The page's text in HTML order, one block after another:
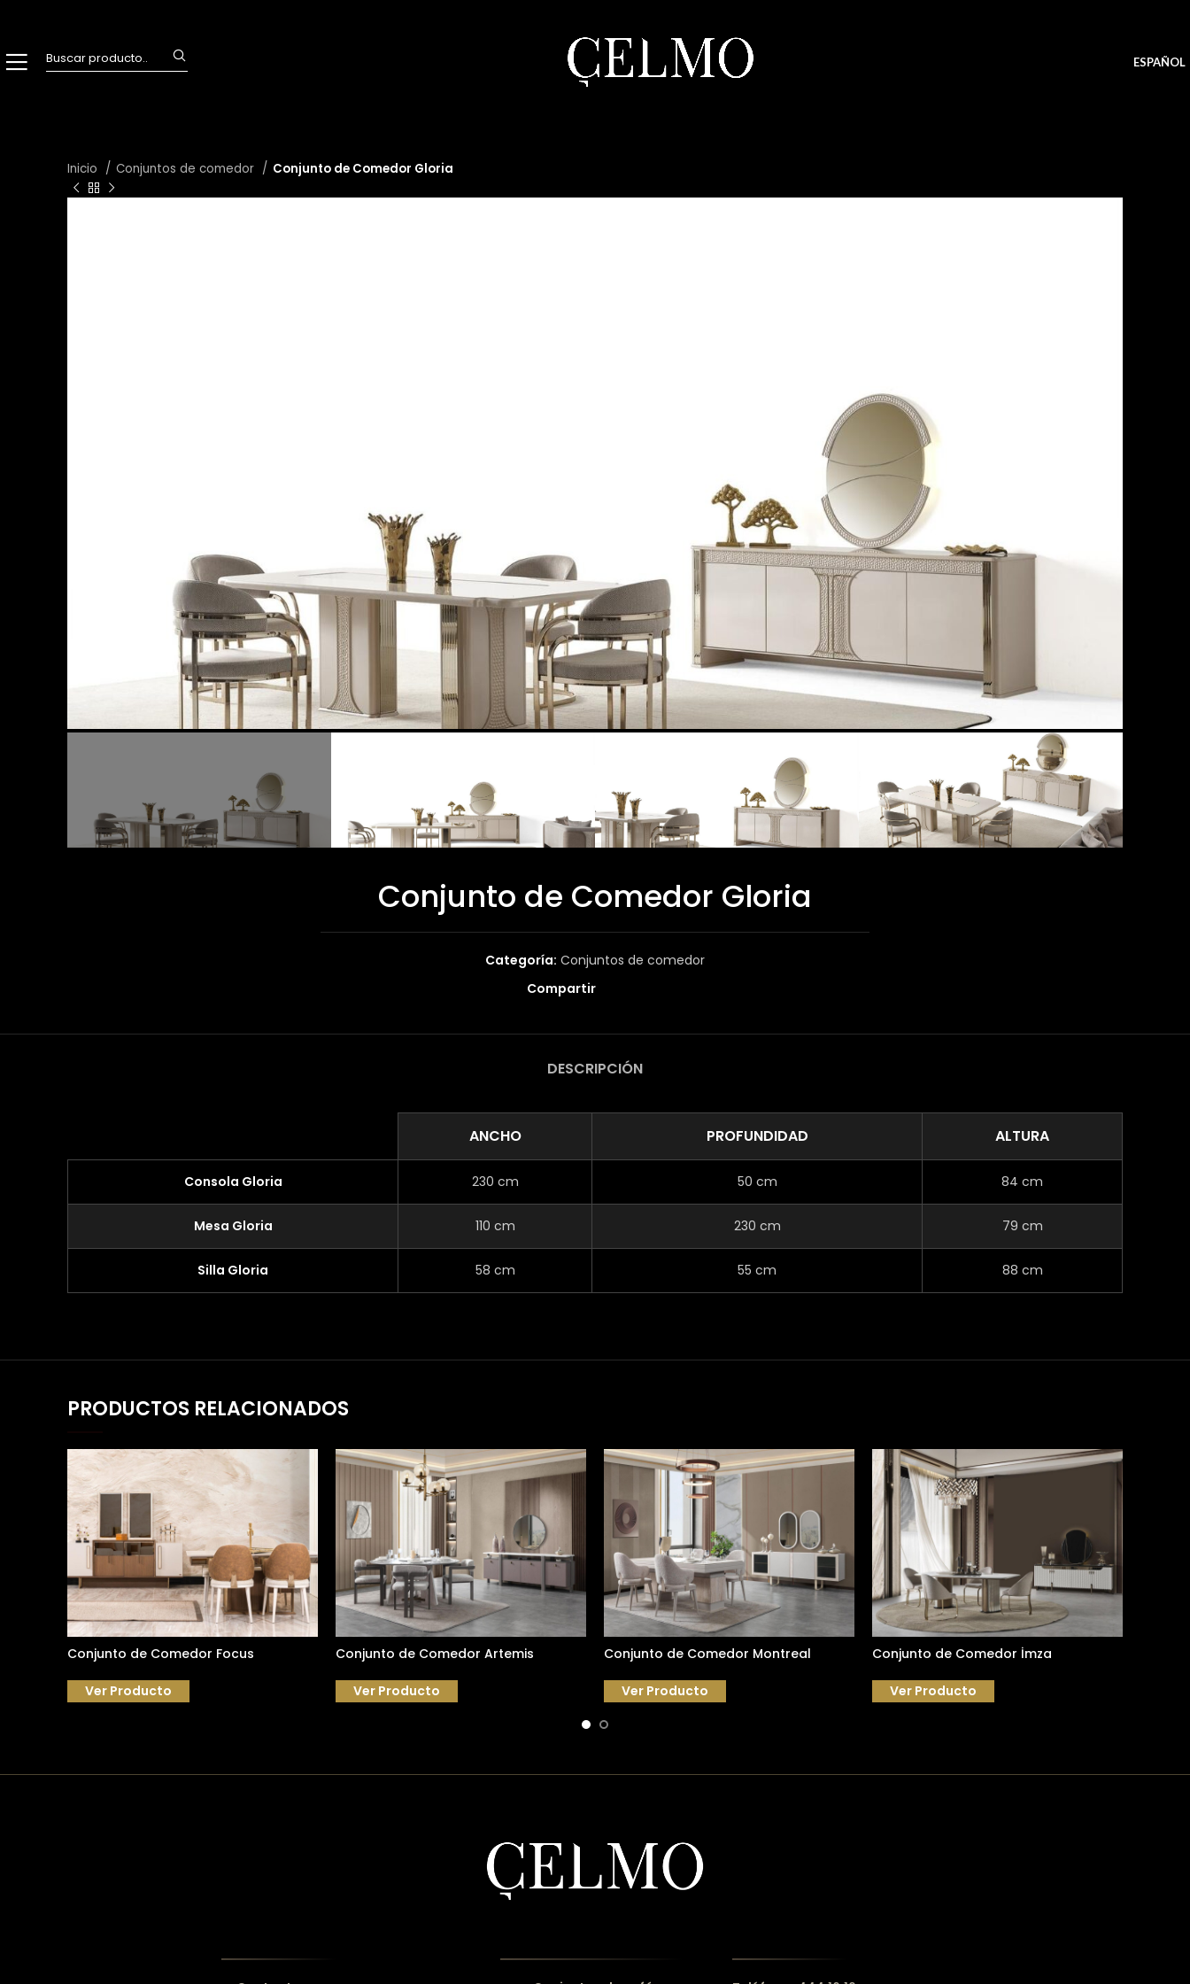
ESPAÑOL
Inicio Conjuntos de comedor Conjunto de Comedor Gloria
Conjunto de Comedor Gloria
Categoría: Conjuntos de comedor
Compartir
DESCRIPCIÓN
ANCHO PROFUNDIDAD ALTURA
Consola Gloria 230 cm 50 cm 84 cm
Mesa Gloria 110 cm 230 cm 79 cm
Silla Gloria 58 cm 55 cm 88 cm
PRODUCTOS RELACIONADOS
Conjunto de Comedor Focus
Ver Producto
Conjunto de Comedor Artemis
Ver Producto
Conjunto de Comedor Montreal
Ver Producto
Conjunto de Comedor İmza
Ver Producto